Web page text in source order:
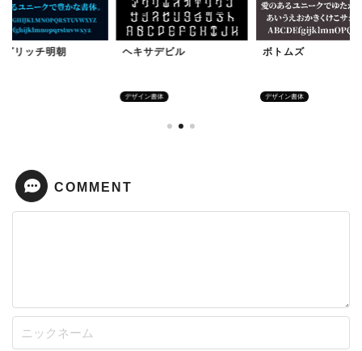
グリッチ明朝
デザイン書体
ヘキサデビル
デザイン書体
ボトムズ
COMMENT